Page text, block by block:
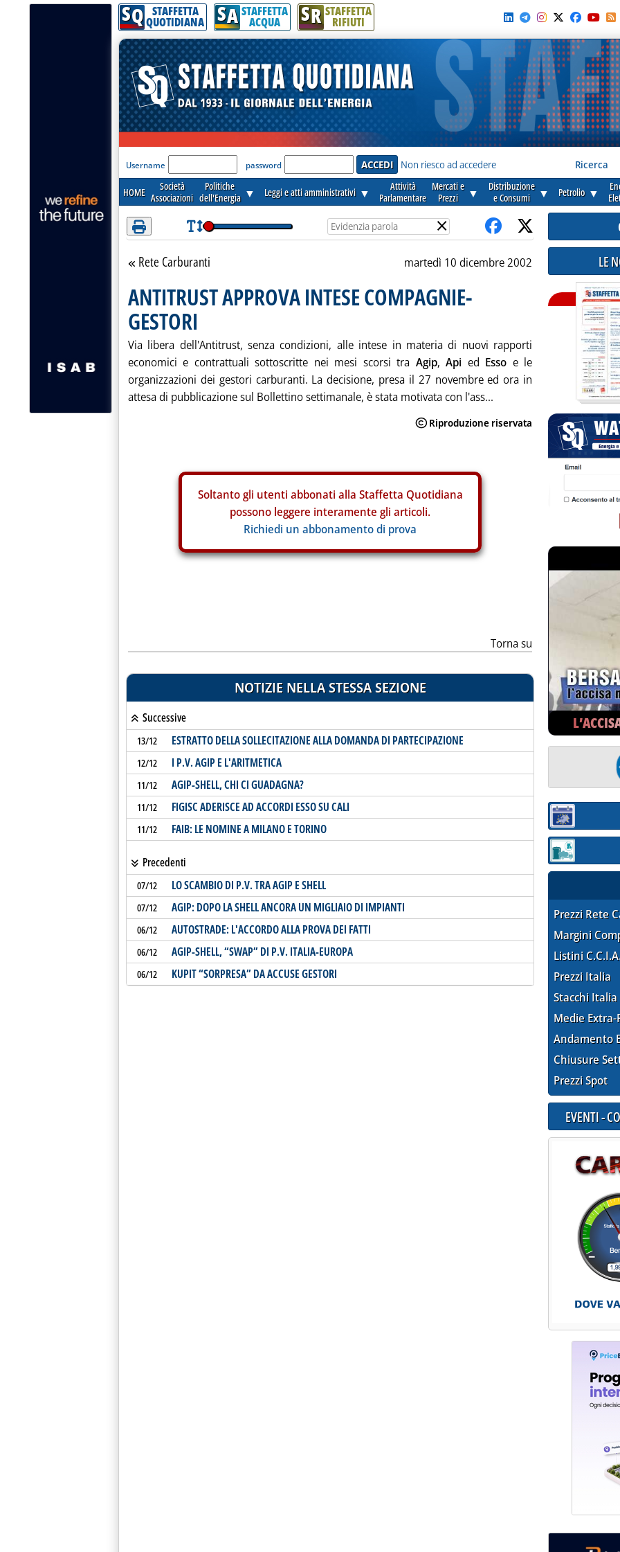
Attenzione! Esegui l'accesso per lèggere interamente la notizia.
SQ STAFFETTA
QUOTIDIANA SA STAFFETTA
ACQUA SR STAFFETTA
RIFIUTI
'Modulo Login per accedere'
Username password Non riesco ad accedere Ricerca
HOME
Società
Associazioni
Politiche
dell'Energia ▼ Leggi e atti amministrativi ▼
Attività
Parlamentare
Mercati e
Prezzi
▼
Distribuzione
e Consumi
▼ Petrolio ▼
×
Torna alla sezione
Rete Carburanti martedì 10 dicembre 2002
ANTITRUST APPROVA INTESE COMPAGNIE-
GESTORI
Via libera dell'Antitrust, senza condizioni, alle intese in materia di nuovi rapporti
economici e contrattuali sottoscritte nei mesi scorsi tra Agip,Api ed Esso e le
organizzazioni dei gestori carburanti. La decisione, presa il 27 novembre ed ora in
attesa di pubblicazione sul Bollettino settimanale, è stata motivata con l'ass...
Soltanto gli utenti abbonati alla Staffetta Quotidiana
possono leggere interamente gli articoli.
Richiedi un abbonamento di prova
Torna su
NOTIZIE NELLA STESSA SEZIONE
Successive
13/12 ESTRATTO DELLA SOLLECITAZIONE ALLA DOMANDA DI PARTECIPAZIONE
12/12 I P.V. AGIP E L'ARITMETICA
11/12 AGIP-SHELL, CHI CI GUADAGNA?
11/12 FIGISC ADERISCE AD ACCORDI ESSO SU CALI
11/12 FAIB: LE NOMINE A MILANO E TORINO
Precedenti
07/12 LO SCAMBIO DI P.V. TRA AGIP E SHELL
07/12 AGIP: DOPO LA SHELL ANCORA UN MIGLIAIO DI IMPIANTI
06/12 AUTOSTRADE: L'ACCORDO ALLA PROVA DEI FATTI
06/12 AGIP-SHELL, “SWAP” DI P.V. ITALIA-EUROPA
06/12 KUPIT “SORPRESA” DA ACCUSE GESTORI
LE
Sezione:
Sezione:
Prezzi Rete
Margini
Listini
Prezzi Italia
Stacchi Italia
Medie Extra-
Andamento
Chiusure
Prezzi Spot
EVENTI -